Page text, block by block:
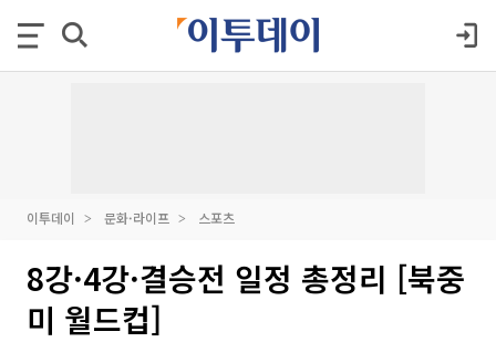
이투데이 문화·라이프 스포츠
8강·4강·결승전 일정 총정리 [북중
미 월드컵]